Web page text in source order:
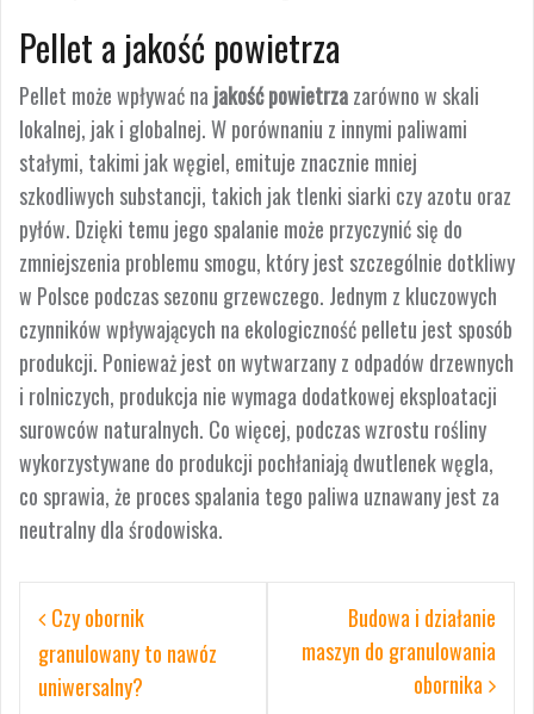
Pellet a jakość powietrza
Pellet może wpływać na jakość powietrzazarówno w skali
lokalnej, jak i globalnej. W porównaniu z innymi paliwami
stałymi, takimi jak węgiel, emituje znacznie mniej
szkodliwych substancji, takich jak tlenki siarki czy azotu oraz
pyłów. Dzięki temu jego spalanie może przyczynić się do
zmniejszenia problemu smogu, który jest szczególnie dotkliwy
w Polsce podczas sezonu grzewczego. Jednym z kluczowych
czynników wpływających na ekologiczność pelletu jest sposób
produkcji. Ponieważ jest on wytwarzany z odpadów drzewnych
i rolniczych, produkcja nie wymaga dodatkowej eksploatacji
surowców naturalnych. Co więcej, podczas wzrostu rośliny
wykorzystywane do produkcji pochłaniają dwutlenek węgla,
co sprawia, że proces spalania tego paliwa uznawany jest za
neutralny dla środowiska.
Nawigacja
wpisu
Czy obornik
granulowany to nawóz
uniwersalny?
Budowa i działanie
maszyn do granulowania
obornika